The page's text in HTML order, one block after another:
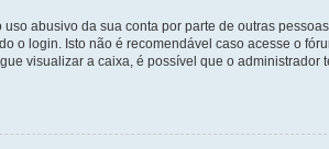
abusivo da sua conta por parte de outras
o login. Isto não é recomendável caso acesse o
visualizar a caixa, é possível que o administrador